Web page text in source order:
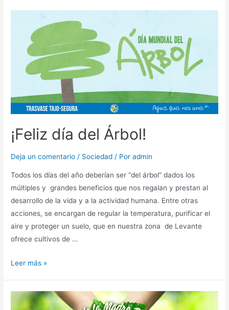
¡Feliz día del Árbol!
Deja un comentario / Sociedad / Poradmin
Todos los días del año deberían ser “del árbol” dados los
múltiples y grandes beneficios que nos regalan y prestan al
desarrollo de la vida y a la actividad humana. Entre otras
acciones, se encargan de regular la temperatura, purificar el
aire y proteger un suelo, que en nuestra zona de Levante
ofrece cultivos de …
Leer más »